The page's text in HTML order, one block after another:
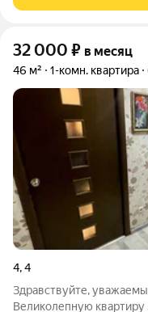
32 000 ₽ в месяц
46 м² 1-комн. квартира
4,4
Здравствуйте,
Великолепную квартиру